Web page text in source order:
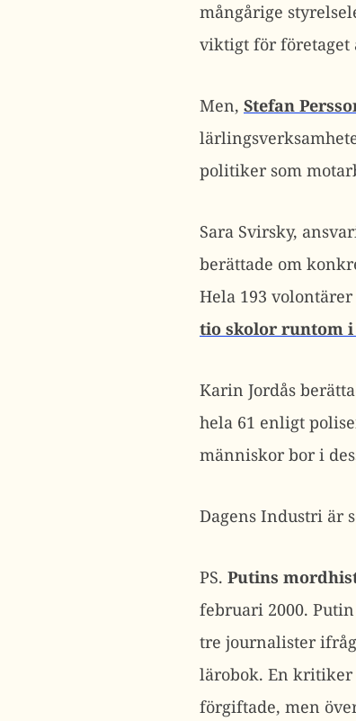
mångårige
viktigt för företaget
Men, Stefan
politiker som
Sara Svirsky,
berättade om
Hela 193
tio skolor runtom i
Karin Jordås
hela 61 enligt
människor bor i
Dagens Industri är
PS. Putins
februari 2000.
tre journalister
lärobok. En kritiker
förgiftade, men